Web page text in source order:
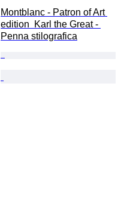
Montblanc - Patron of Art
edition  Karl the Great -
Penna stilografica